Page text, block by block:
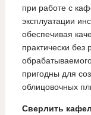
при работе с
эксплуатации
обеспечивая
практически без
пригодны для
облицовочных
Сверлить